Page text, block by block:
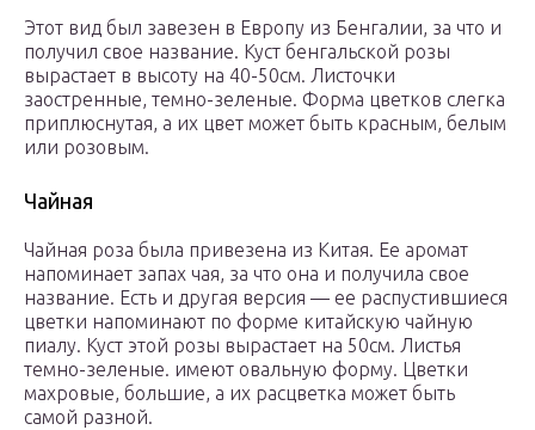
Этот вид был завезен в Европу из Бенгалии, за что и
получил свое название. Куст бенгальской розы
вырастает в высоту на 40-50см. Листочки
заостренные, темно-зеленые. Форма цветков слегка
приплюснутая, а их цвет может быть красным, белым
или розовым.
Чайная
Чайная роза была привезена из Китая. Ее аромат
напоминает запах чая, за что она и получила свое
название. Есть и другая версия — ее распустившиеся
цветки напоминают по форме китайскую чайную
пиалу. Куст этой розы вырастает на 50см. Листья
темно-зеленые. имеют овальную форму. Цветки
махровые, большие, а их расцветка может быть
самой разной.